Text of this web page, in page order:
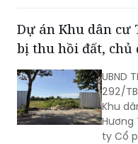
đội
lực,
tế - xã
dân.
Dự án Khu dân cư
bị thu hồi đất, chủ
UBND
292/
Khu
Hương
ty Cổ